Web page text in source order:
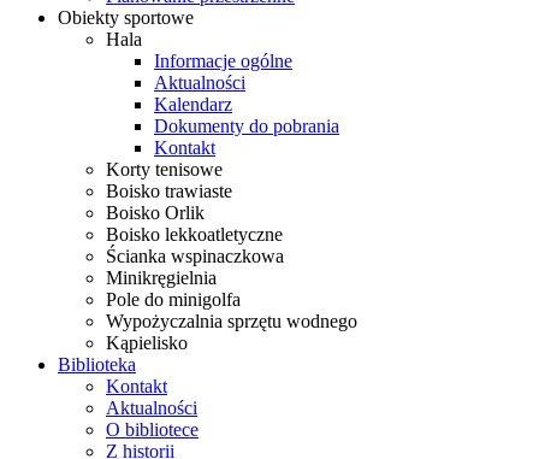
Obiekty sportowe
Hala
Informacje ogólne
Aktualności
Kalendarz
Dokumenty do pobrania
Kontakt
Korty tenisowe
Boisko trawiaste
Boisko Orlik
Boisko lekkoatletyczne
Ścianka wspinaczkowa
Minikręgielnia
Pole do minigolfa
Wypożyczalnia sprzętu wodnego
Kąpielisko
Biblioteka
Kontakt
Aktualności
O bibliotece
Z historii